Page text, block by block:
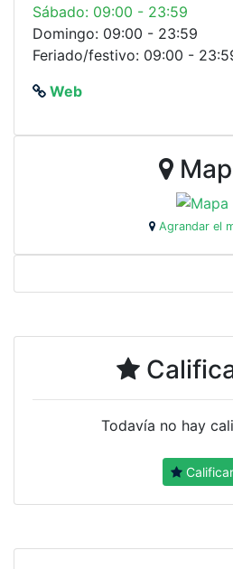
Sábado: 09:00 - 23:59
Domingo: 09:00 - 23:59
Feriado/festivo: 09:00 -
Web
Agrandar el
Todavía no hay
Calificar